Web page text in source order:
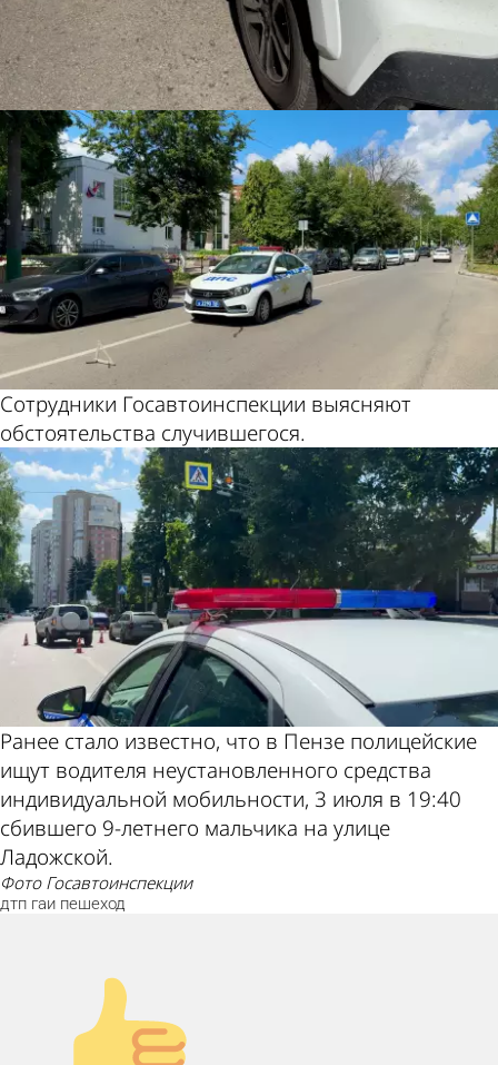
Сотрудники Госавтоинспекции выясняют
обстоятельства случившегося.
Ранее стало известно, что в Пензе полицейские
ищут водителя неустановленного средства
индивидуальной мобильности, 3 июля в 19:40
сбившего 9-летнего мальчика на улице
Ладожской.
фото Госавтоинспекции
дтп гаи пешеход
Палец
вверх!